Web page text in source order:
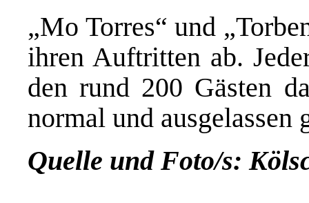
„Mo Torres“ und
ihren Auftritten ab.
den rund 200 Gästen
normal und ausgelassen
Quelle und Foto/s: